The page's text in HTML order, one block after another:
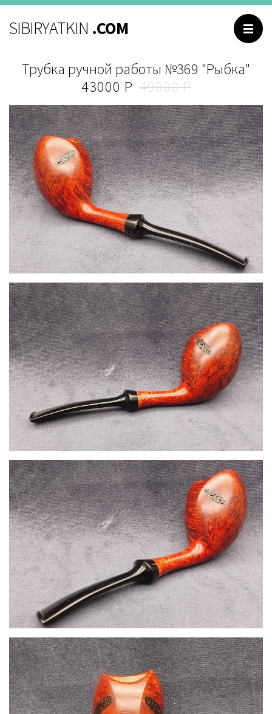
Каталог
Контакты
Отзывы
Вопросы и ответы
РУССКИЙ
ENGLISH
SIBIRYATKIN .COM
Трубка ручной работы №369 "Рыбка"
43000
49000